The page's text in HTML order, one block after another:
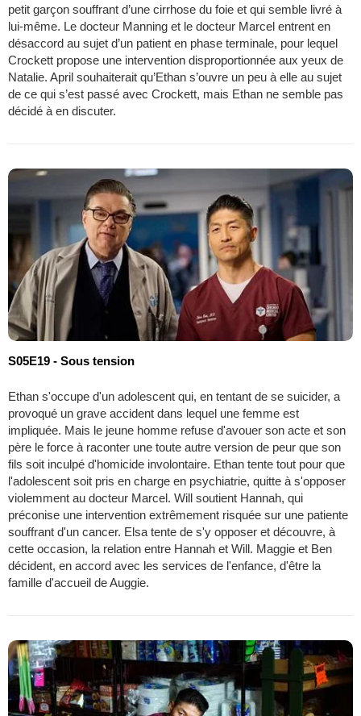
petit garçon souffrant d’une cirrhose du foie et qui semble livré à
lui-même. Le docteur Manning et le docteur Marcel entrent en
désaccord au sujet d’un patient en phase terminale, pour lequel
Crockett propose une intervention disproportionnée aux yeux de
Natalie. April souhaiterait qu’Ethan s’ouvre un peu à elle au sujet
de ce qui s’est passé avec Crockett, mais Ethan ne semble pas
décidé à en discuter.
S05E19 - Sous tension
Ethan s'occupe d'un adolescent qui, en tentant de se suicider, a
provoqué un grave accident dans lequel une femme est
impliquée. Mais le jeune homme refuse d'avouer son acte et son
père le force à raconter une toute autre version de peur que son
fils soit inculpé d'homicide involontaire. Ethan tente tout pour que
l'adolescent soit pris en charge en psychiatrie, quitte à s'opposer
violemment au docteur Marcel. Will soutient Hannah, qui
préconise une intervention extrêmement risquée sur une patiente
souffrant d'un cancer. Elsa tente de s'y opposer et découvre, à
cette occasion, la relation entre Hannah et Will. Maggie et Ben
décident, en accord avec les services de l'enfance, d'être la
famille d'accueil de Auggie.